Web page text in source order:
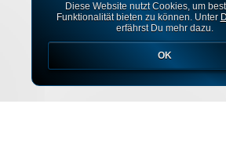
Diese Website nutzt Cookies, um
Funktionalität bieten zu können. Unter
erfährst Du mehr dazu.
OK